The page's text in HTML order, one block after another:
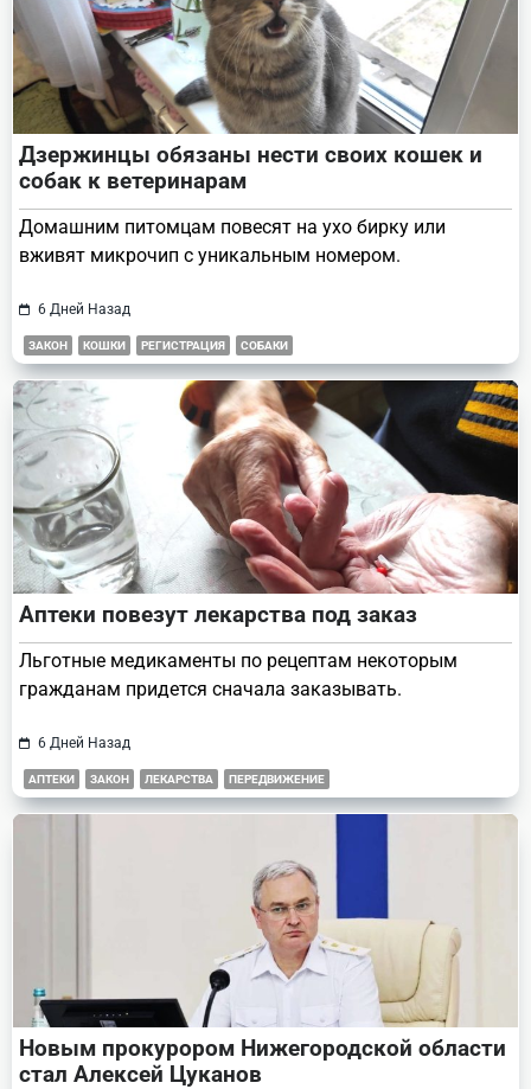
Дзержинцы обязаны нести своих кошек и
собак к ветеринарам
Домашним питомцам повесят на ухо бирку или
вживят микрочип с уникальным номером.
6 Дней Назад
ЗАКОН КОШКИ РЕГИСТРАЦИЯ СОБАКИ
Аптеки повезут лекарства под заказ
Льготные медикаменты по рецептам некоторым
гражданам придется сначала заказывать.
6 Дней Назад
АПТЕКИ ЗАКОН ЛЕКАРСТВА ПЕРЕДВИЖЕНИЕ
Новым прокурором Нижегородской области
стал Алексей Цуканов